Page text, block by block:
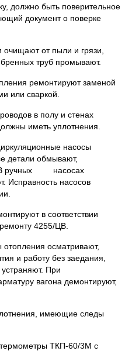
должно быть поверительное
документ о поверке
от пыли и грязи,
труб промывают.
ремонтируют заменой
или сваркой.
в полу и стенах
иметь уплотнения.
насосы
обмывают,
В ручных насосах
Исправность насосов
в соответствии
4255/ЦВ.
осматривают,
и работу без заедания,
При
вагона демонтируют,
имеющие следы
ТКП-60/3М с